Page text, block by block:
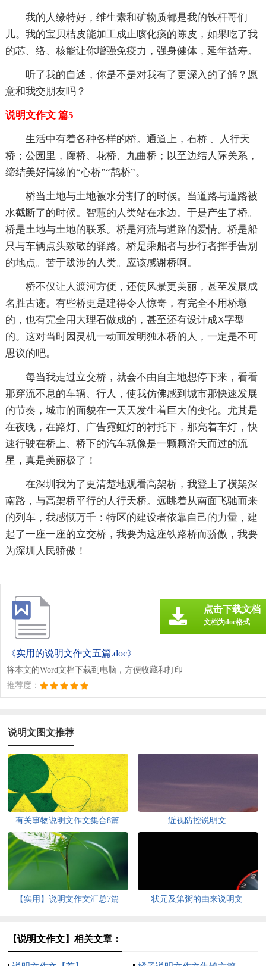
我的人缘特好，维生素和矿物质都是我的铁杆哥们
儿。我的宝贝桔皮能加工成止咳化痰的陈皮，如果吃了我
的芯、络、核能让你增强免疫力，强身健体，延年益寿。
听了我的自述，你是不是对我有了更深入的了解？愿
意和我交朋友吗？
说明文作文 篇5
生活中有着各种各样的桥。通道上，石桥 、人行天
桥；公园里，廊桥、花桥、九曲桥；以至边结人际关系，
缔结美好情缘的“心桥”“鹊桥”。
桥当土地与土地被水分割了的时候。当道路与道路被
水截断了的时候。智慧的人类站在水边。于是产生了桥。
桥是土地与土地的联系。桥是河流与道路的爱情。桥是船
只与车辆点头致敬的驿路。桥是乘船者与步行者挥手告别
的地点。苦于跋涉的人类。应该感谢桥啊。
桥不仅让人渡河方便，还使风景更美丽，甚至发展成
名胜古迹。有些桥更是建得令人惊奇，有完全不用桥墩
的，也有完全用大理石做成的，甚至还有设计成X字型
的。这对当时因灵机一动而发明独木桥的人，一定是不可
思议的吧。
每当我走过立交桥，就会不由自主地想停下来，看看
那穿流不息的车辆、行人，使我仿佛感到城市那快速发展
的节奏，城市的面貌在一天天发生着巨大的变化。尤其是
在夜晚，在路灯、广告霓虹灯的衬托下，那亮着车灯，快
速行驶在桥上、桥下的汽车就像是一颗颗滑天而过的流
星，真是美丽极了！
在深圳我为了更清楚地观看高架桥，我登上了横架深
南路，与高架桥平行的人行天桥。远眺着从南面飞驰而来
的列车，我感慨万千：特区的建设者依靠自己的力量，建
起了一座一座的立交桥，我要为这座铁路桥而骄傲，我要
为深圳人民骄傲！
《实用的说明文作文五篇.doc》
将本文的Word文档下载到电脑，方便收藏和打印
推荐度：
点击下载文档
文档为doc格式
说明文图文推荐
有关事物说明文作文集合8篇 近视防控说明文
【实用】说明文作文汇总7篇 状元及第粥的由来说明文
【说明文作文】相关文章：